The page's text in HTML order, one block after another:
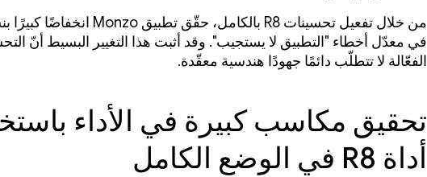
في معدّل أخطاء "التطبيق لا يستجيب". وقد أثبت هذا التغيير البسيط أنّ
الفعّالة لا تتطلّب دائمًا جهودًا هندسية معقّدة.
تحقيق مكاسب كبيرة في الأداء
أداة R8 في الوضع الكامل